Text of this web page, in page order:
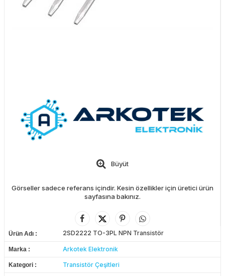
Büyüt
Görseller sadece referans içindir. Kesin özellikler için üretici ürün
sayfasına bakınız.
Ürün Adı 2SD2222 TO-3PL NPN Transistör
Marka Arkotek Elektronik
Kategori Transistör Çeşitleri